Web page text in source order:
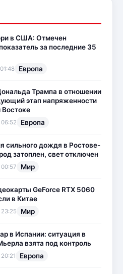
в США: Отмечен
за последние 35
Европа
Трампа в отношении
этап напряженности
Европа
сильного дождя в Ростове-
затоплен, свет отключен
Мир
GeForce RTX 5060
в Китае
Мир
в Испании: ситуация в
взята под контроль
Европа